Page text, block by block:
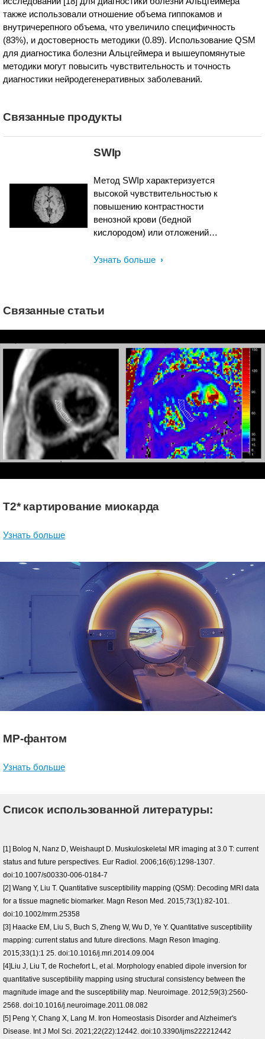
также использовали отношение объема гиппокамов и
внутричерепного объема, что увеличило специфичность
(83%), и достоверность методики (0.89). Использование QSM
для диагностика болезни Альцгеймера и вышеупомянутые
методики могут повысить чувствительность и точность
диагностики нейродегенеративных заболеваний.
Связанные продукты
SWIp
Метод SWIp характеризуется
высокой чувствительностью к
повышению контрастности
венозной крови (бедной
кислородом) или отложений
сочетании с другими медицинскими
Метод SWIp обеспечивает
головного мозга с высоким
разрешением, позволяя с легкостью
включить его в стандартную
практику.
Узнать больше
Связанные статьи
T2* картирование миокарда
Узнать больше
МР-фантом
Узнать больше
Список использованной литературы:
[1] Bolog N, Nanz D, Weishaupt D. Muskuloskeletal MR imaging at 3.0 T: current
status and future perspectives. Eur Radiol. 2006;16(6):1298-1307.
doi:10.1007/s00330-006-0184-7
[2] Wang Y, Liu T. Quantitative susceptibility mapping (QSM): Decoding MRI data
for a tissue magnetic biomarker. Magn Reson Med. 2015;73(1):82-101.
doi:10.1002/mrm.25358
[3] Haacke EM, Liu S, Buch S, Zheng W, Wu D, Ye Y. Quantitative susceptibility
mapping: current status and future directions. Magn Reson Imaging.
2015;33(1):1 25. doi:10.1016/j.mri.2014.09.004
[4]Liu J, Liu T, de Rochefort L, et al. Morphology enabled dipole inversion for
quantitative susceptibility mapping using structural consistency between the
magnitude image and the susceptibility map. Neuroimage. 2012;59(3):2560-
2568. doi:10.1016/j.neuroimage.2011.08.082
[5] Peng Y, Chang X, Lang M. Iron Homeostasis Disorder and Alzheimer's
Disease. Int J Mol Sci. 2021;22(22):12442. doi:10.3390/ijms222212442